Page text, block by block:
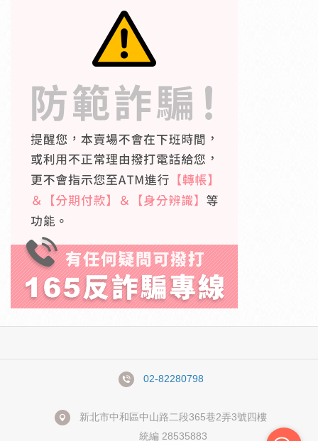
02-82280798
新北市中和區中山路二段365巷2弄3號四樓
統編 28535883